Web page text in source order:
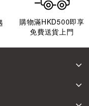
購物滿HKD500即享
免費送貨上門